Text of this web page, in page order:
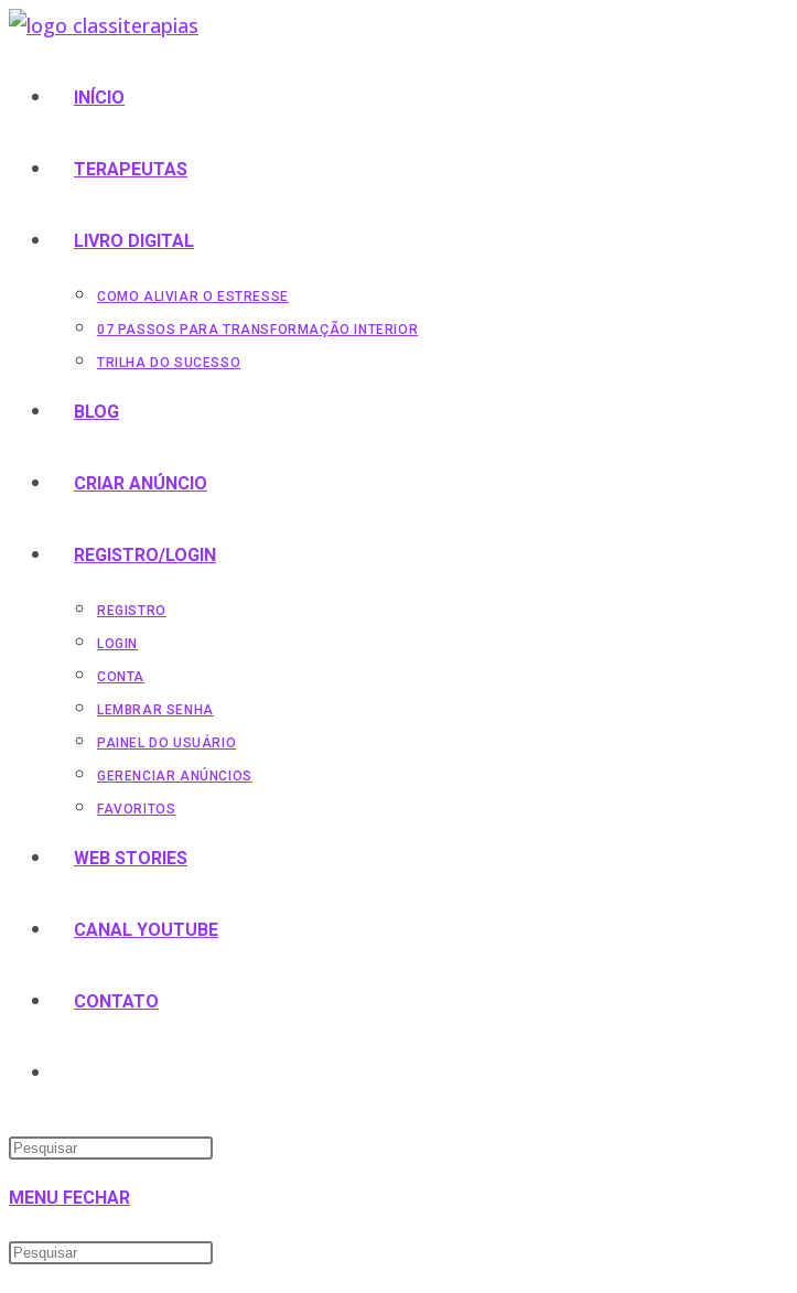
Ir
INÍCIO
TERAPEUTAS
LIVRO DIGITAL
COMO ALIVIAR O ESTRESSE
07 PASSOS PARA TRANSFORMAÇÃO INTERIOR
TRILHA DO SUCESSO
BLOG
CRIAR ANÚNCIO
REGISTRO/LOGIN
REGISTRO
LOGIN
CONTA
LEMBRAR SENHA
PAINEL DO USUÁRIO
GERENCIAR ANÚNCIOS
FAVORITOS
WEB STORIES
CANAL YOUTUBE
CONTATO
PESQUISA
Pressione
“Esc”
MENU FECHAR
Pesquisar
Pressione